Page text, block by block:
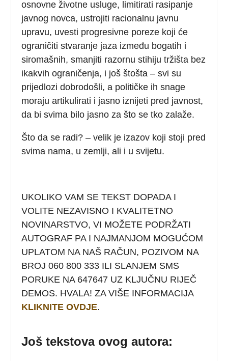
osnovne životne usluge, limitirati rasipanje
javnog novca, ustrojiti racionalnu javnu
upravu, uvesti progresivne poreze koji će
ograničiti stvaranje jaza između bogatih i
siromašnih, smanjiti razornu stihiju tržišta bez
ikakvih ograničenja, i još štošta – svi su
prijedlozi dobrodošli, a političke ih snage
moraju artikulirati i jasno iznijeti pred javnost,
da bi svima bilo jasno za što se tko zalaže.
Što da se radi? – velik je izazov koji stoji pred
svima nama, u zemlji, ali i u svijetu.
UKOLIKO VAM SE TEKST DOPADA I
VOLITE NEZAVISNO I KVALITETNO
NOVINARSTVO, VI MOŽETE PODRŽATI
AUTOGRAF PA I NAJMANJOM MOGUĆOM
UPLATOM NA NAŠ RAČUN, POZIVOM NA
BROJ 060 800 333 ILI SLANJEM SMS
PORUKE NA 647647 UZ KLJUČNU RIJEČ
DEMOS. HVALA! ZA VIŠE INFORMACIJA
KLIKNITE OVDJE.
Još tekstova ovog autora: